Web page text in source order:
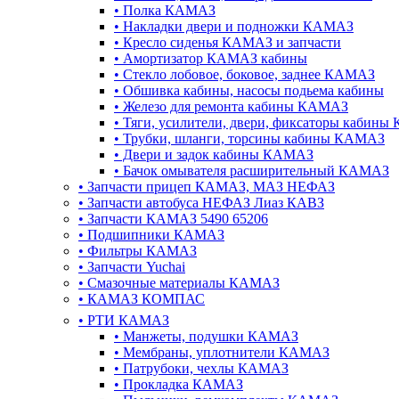
• Полка КАМАЗ
• Накладки двери и подножки КАМАЗ
• Кресло сиденья КАМАЗ и запчасти
• Амортизатор КАМАЗ кабины
• Стекло лобовое, боковое, заднее КАМАЗ
• Обшивка кабины, насосы подьема кабины
• Железо для ремонта кабины КАМАЗ
• Тяги, усилители, двери, фиксаторы
• Трубки, шланги, торсины кабины КАМАЗ
• Двери и задок кабины КАМАЗ
• Бачок омывателя расширительный КАМАЗ
• Запчасти прицеп КАМАЗ, МАЗ НЕФАЗ
• Запчасти автобуса НЕФАЗ Лиаз КАВЗ
• Запчасти КАМАЗ 5490 65206
• Подшипники КАМАЗ
• Фильтры КАМАЗ
• Запчасти Yuchai
• Смазочные материалы КАМАЗ
• КАМАЗ КОМПАС
• РТИ КАМАЗ
• Манжеты, подушки КАМАЗ
• Мембраны, уплотнители КАМАЗ
• Патрубоки, чехлы КАМАЗ
• Прокладка КАМАЗ